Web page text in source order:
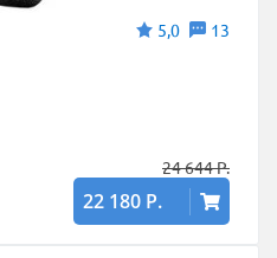
5,0
13
24 644 Р.
22 180 Р.